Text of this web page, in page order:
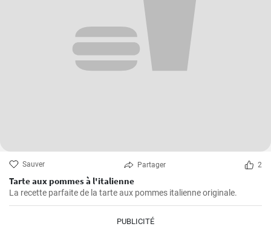
Sauver Partager 2
Tarte aux pommes à l'italienne
La recette parfaite de la tarte aux pommes italienne originale.
PUBLICITÉ